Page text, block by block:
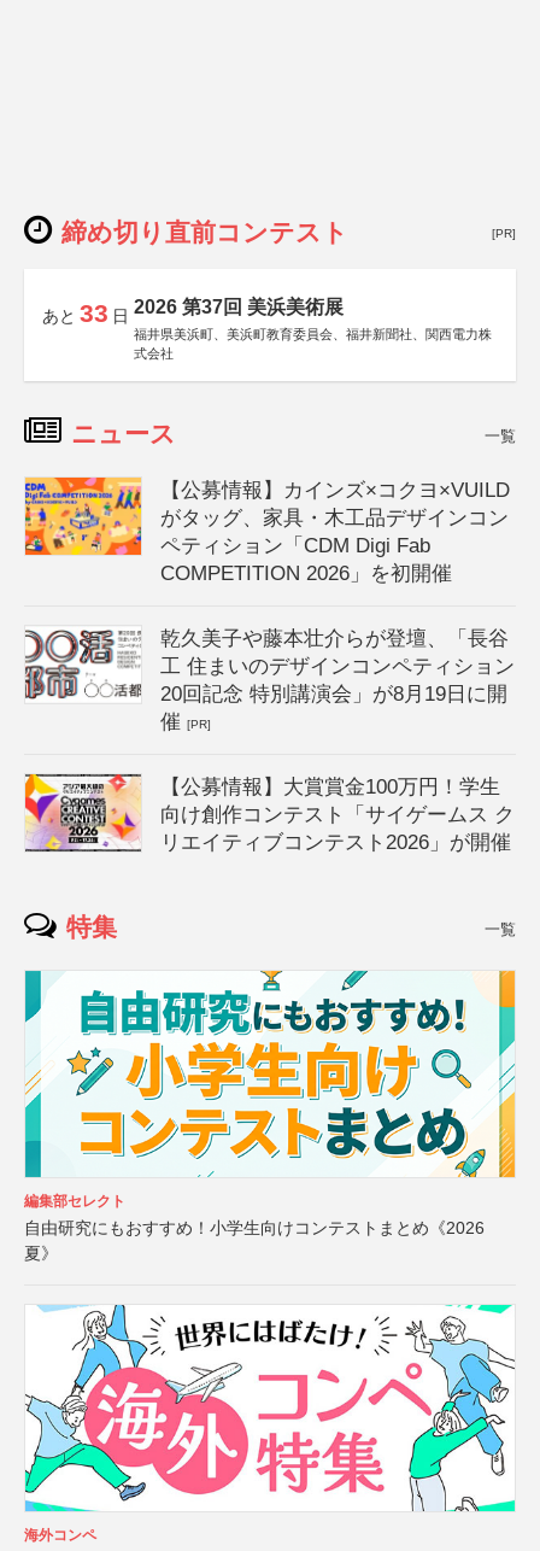
締め切り直前コンテスト [PR]
あと 33 日 2026 第37回 美浜美術展
福井県美浜町、美浜町教育委員会、福井新聞社、関西電力株
式会社
ニュース 一覧
【公募情報】カインズ×コクヨ×VUILD
がタッグ、家具・木工品デザインコン
ペティション「CDM Digi Fab
COMPETITION 2026」を初開催
乾久美子や藤本壮介らが登壇、「長谷
工 住まいのデザインコンペティション
20回記念 特別講演会」が8月19日に開
催[PR]
【公募情報】大賞賞金100万円！学生
向け創作コンテスト「サイゲームス ク
リエイティブコンテスト2026」が開催
特集 一覧
編集部セレクト
自由研究にもおすすめ！小学生向けコンテストまとめ《2026
夏》
海外コンペ